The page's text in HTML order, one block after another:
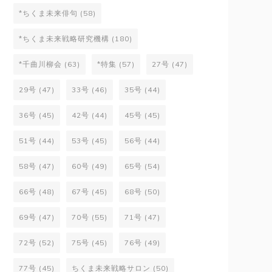
*ちくま未来俳句 (58)
*ちくま未来戦略研究機構 (180)
*千曲川柳会 (63) *特集 (57) 27号 (47)
29号 (47) 33号 (46) 35号 (44)
36号 (45) 42号 (44) 45号 (45)
51号 (44) 53号 (45) 56号 (44)
58号 (47) 60号 (49) 65号 (54)
66号 (48) 67号 (45) 68号 (50)
69号 (47) 70号 (55) 71号 (47)
72号 (52) 75号 (45) 76号 (49)
77号 (45) ちくま未来戦略サロン (50)